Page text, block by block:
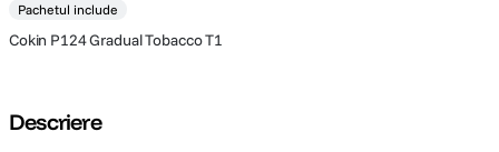
Pachetul include
Cokin P124 Gradual Tobacco T1
Descriere